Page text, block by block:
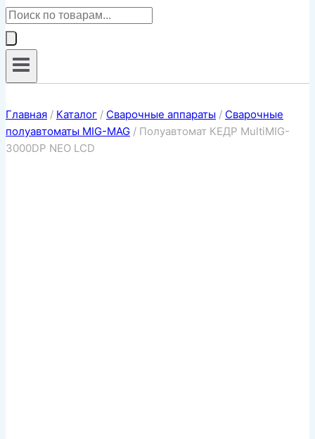
Поиск
товаров
Главная / Каталог / Сварочные аппараты / Сварочные
полуавтоматы MIG-MAG / Полуавтомат КЕДР MultiMIG-
3000DP NEO LCD